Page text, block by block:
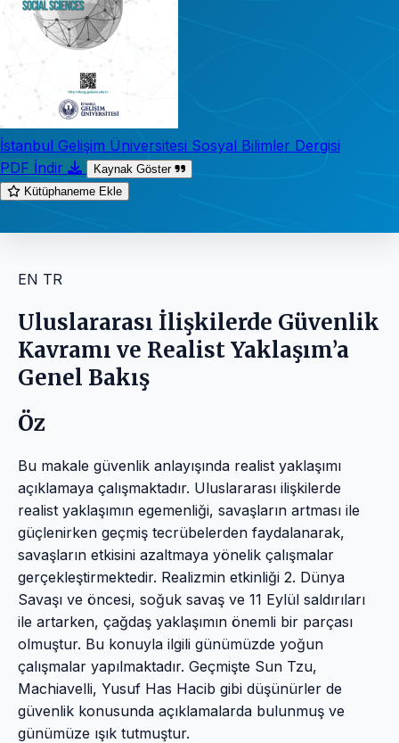
İstanbul Gelişim Üniversitesi Sosyal Bilimler Dergisi
PDF İndir
Kaynak Göster
Kütüphaneme Ekle
EN TR
Uluslararası İlişkilerde Güvenlik
Kavramı ve Realist Yaklaşım’a
Genel Bakış
Öz
Bu makale güvenlik anlayışında realist yaklaşımı
açıklamaya çalışmaktadır. Uluslararası ilişkilerde
realist yaklaşımın egemenliği, savaşların artması ile
güçlenirken geçmiş tecrübelerden faydalanarak,
savaşların etkisini azaltmaya yönelik çalışmalar
gerçekleştirmektedir. Realizmin etkinliği 2. Dünya
Savaşı ve öncesi, soğuk savaş ve 11 Eylül saldırıları
ile artarken, çağdaş yaklaşımın önemli bir parçası
olmuştur. Bu konuyla ilgili günümüzde yoğun
çalışmalar yapılmaktadır. Geçmişte Sun Tzu,
Machiavelli, Yusuf Has Hacib gibi düşünürler de
güvenlik konusunda açıklamalarda bulunmuş ve
günümüze ışık tutmuştur.